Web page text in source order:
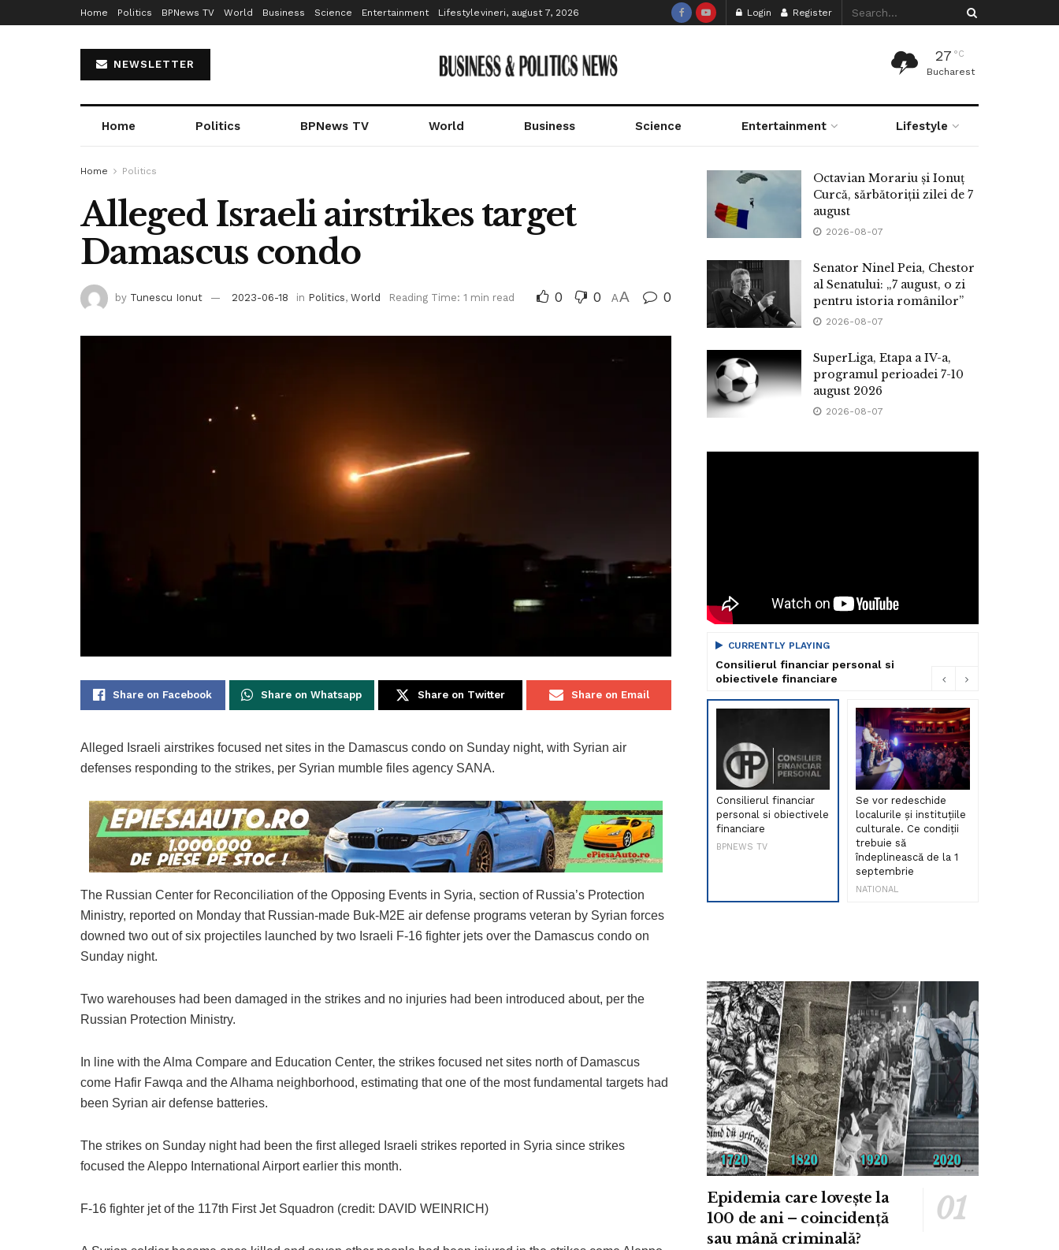
Home Politics BPNews TV World Business Science Entertainment Lifestylevineri, august 7, 2026 Login Register
NEWSLETTER
27 °C
Bucharest
Home Politics BPNews TV World Business Science Entertainment Lifestyle
Home Politics
Alleged Israeli airstrikes target
Damascus condo
by Tunescu Ionut 2023-06-18 in Politics, World Reading Time: 1 min read 0 0 AA 0
Share on Facebook Share on Whatsapp Share on Twitter Share on Email
Alleged Israeli airstrikes focused net sites in the Damascus condo on Sunday night, with Syrian air
defenses responding to the strikes, per Syrian mumble files agency SANA.
The Russian Center for Reconciliation of the Opposing Events in Syria, section of Russia’s Protection
Ministry, reported on Monday that Russian-made Buk-M2E air defense programs veteran by Syrian forces
downed two out of six projectiles launched by two Israeli F-16 fighter jets over the Damascus condo on
Sunday night.
Two warehouses had been damaged in the strikes and no injuries had been introduced about, per the
Russian Protection Ministry.
In line with the Alma Compare and Education Center, the strikes focused net sites north of Damascus
come Hafir Fawqa and the Alhama neighborhood, estimating that one of the most fundamental targets had
been Syrian air defense batteries.
The strikes on Sunday night had been the first alleged Israeli strikes reported in Syria since strikes
focused the Aleppo International Airport earlier this month.
F-16 fighter jet of the 117th First Jet Squadron (credit: DAVID WEINRICH)
Octavian Morariu și Ionuț
Curcă, sărbătoriții zilei de 7
august
2026-08-07
Senator Ninel Peia, Chestor
al Senatului: „7 august, o zi
pentru istoria românilor”
2026-08-07
SuperLiga, Etapa a IV-a,
programul perioadei 7-10
august 2026
2026-08-07
CURRENTLY PLAYING
Consilierul financiar personal si
obiectivele financiare
Consilierul financiar
personal si obiectivele
financiare
BPNEWS TV
Se vor redeschide
localurile și instituțiile
culturale. Ce condiții
trebuie să
îndeplinească de la 1
septembrie
NATIONAL
Epidemia care lovește la
100 de ani – coincidență
sau mână criminală?